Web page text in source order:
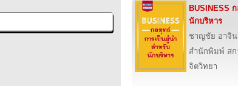
BUSINESS
นักบริหาร
ชาญชัย อาจิน
สำนักพิมพ์ ส
จิตวิทยา